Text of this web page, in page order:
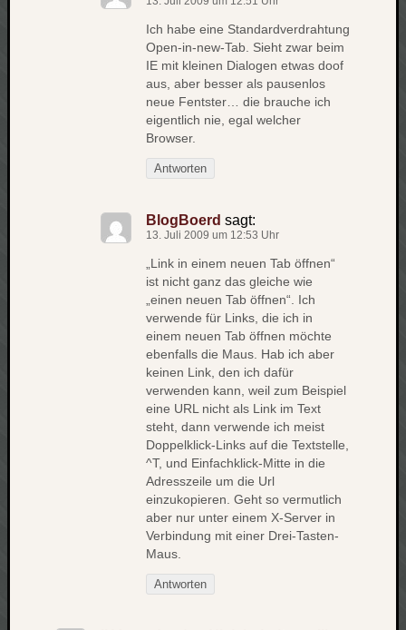
Ich habe eine Standardverdrahtung
Open-in-new-Tab. Sieht zwar beim
IE mit kleinen Dialogen etwas doof
aus, aber besser als pausenlos
neue Fentster… die brauche ich
eigentlich nie, egal welcher
Browser.
Antworten
BlogBoerd sagt:
13. Juli 2009 um 12:53 Uhr
„Link in einem neuen Tab öffnen“
ist nicht ganz das gleiche wie
„einen neuen Tab öffnen“. Ich
verwende für Links, die ich in
einem neuen Tab öffnen möchte
ebenfalls die Maus. Hab ich aber
keinen Link, den ich dafür
verwenden kann, weil zum Beispiel
eine URL nicht als Link im Text
steht, dann verwende ich meist
Doppelklick-Links auf die Textstelle,
^T, und Einfachklick-Mitte in die
Adresszeile um die Url
einzukopieren. Geht so vermutlich
aber nur unter einem X-Server in
Verbindung mit einer Drei-Tasten-
Maus.
Antworten